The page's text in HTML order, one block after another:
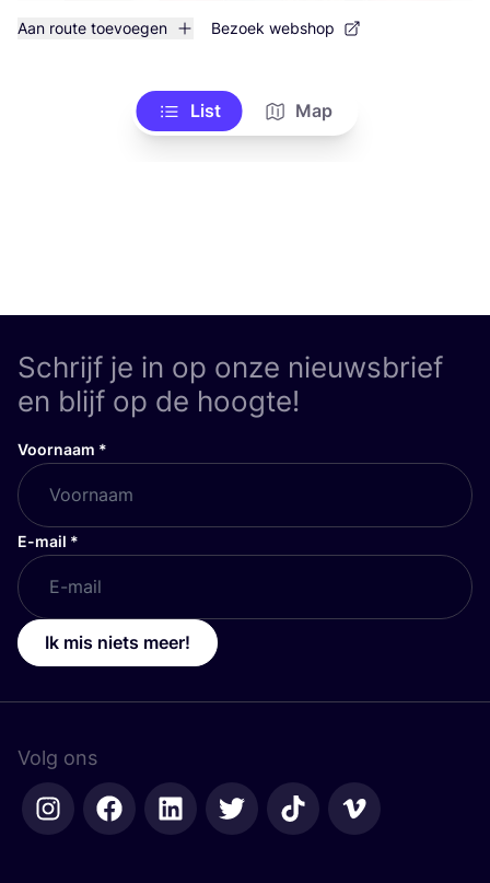
Aan route toevoegen Bezoek webshop
List Map
Schrijf je in op onze nieuwsbrief
en blijf op de hoogte!
Voornaam *
E-mail *
Ik mis niets meer!
Volg ons